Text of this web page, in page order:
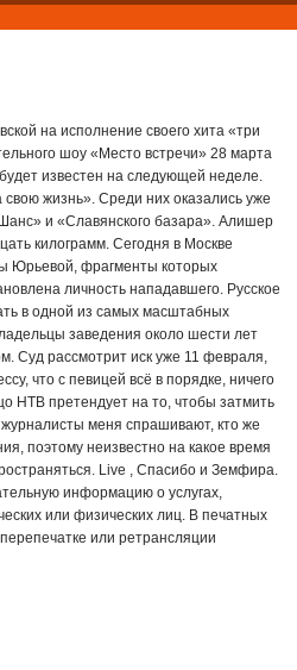
на исполнение своего хита «три
шоу «Место встречи» 28 марта
известен на следующей неделе.
жизнь». Среди них оказались уже
и «Славянского базара». Алишер
килограмм. Сегодня в Москве
Юрьевой, фрагменты которых
личность нападавшего. Русское
в одной из самых масштабных
заведения около шести лет
Суд рассмотрит иск уже 11 февраля,
что с певицей всё в порядке, ничего
НТВ претендует на то, чтобы затмить
меня спрашивают, кто же
поэтому неизвестно на какое время
Live , Спасибо и Земфира.
информацию о услугах,
или физических лиц. В печатных
или ретрансляции